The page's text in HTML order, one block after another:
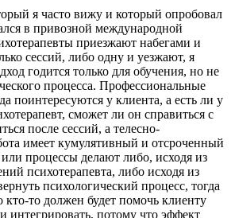
я часто вижу и который опробовал
в привозной международной
приезжают набегами и
сессий, либо одну и уезжают, я
годится только для обучения, но не
процесса. Профессиональные
поинтересуются у клиента, а есть ли у
сможет ли он справиться с
после сессий, а телесно-
имеет кумулятивный и отсроченный
процессы делают либо, исходя из
психотерапевта, либо исходя из
психологический процесс, тогда
кто-то должен будет помочь клиенту
интегрировать, потому что эффект